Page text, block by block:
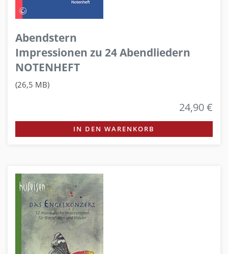
Abendstern
Impressionen zu 24 Abendliedern
NOTENHEFT
(26,5 MB)
24,90 €
IN DEN WARENKORB